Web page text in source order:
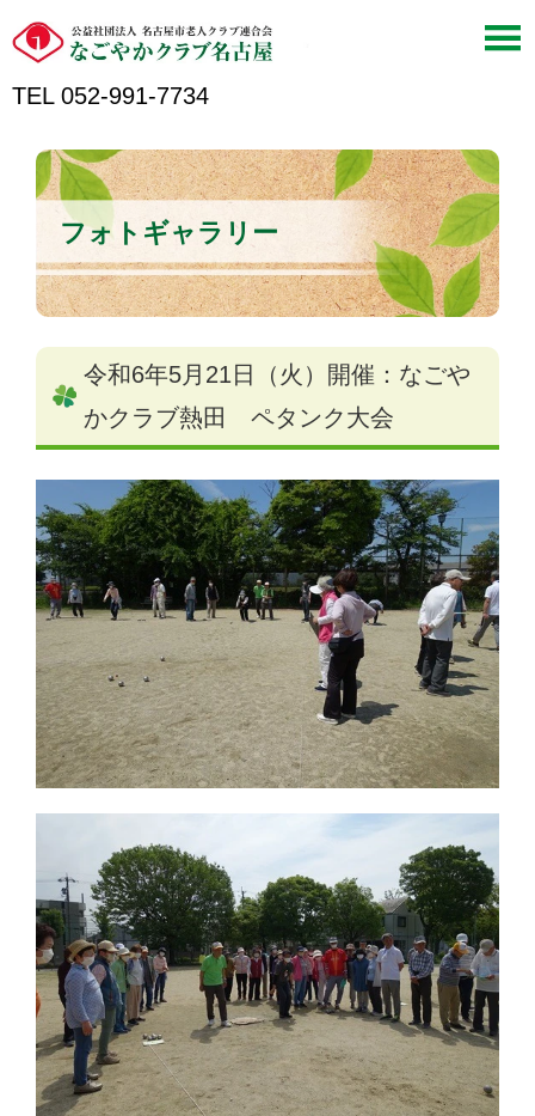
TEL 052-991-7734
フォトギャラリー
令和6年5月21日（火）開催：なごや
かクラブ熱田 ペタンク大会